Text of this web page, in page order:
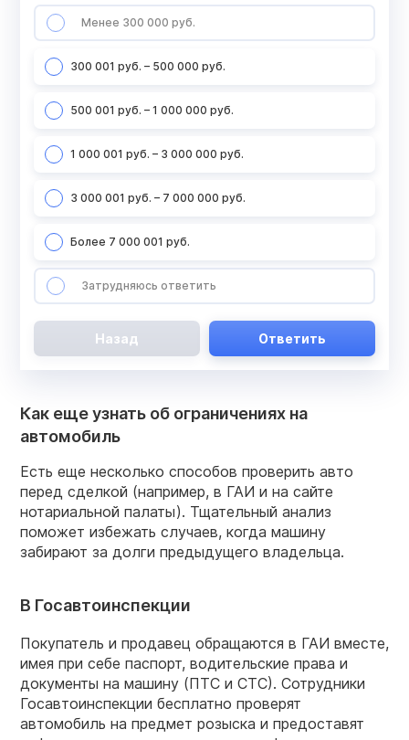
Менее 300 000 руб.
300 001 руб. – 500 000 руб.
500 001 руб. – 1 000 000 руб.
1 000 001 руб. – 3 000 000 руб.
3 000 001 руб. – 7 000 000 руб.
Более 7 000 001 руб.
Затрудняюсь ответить
Назад Ответить
Как еще узнать об ограничениях на
автомобиль
Есть еще несколько способов проверить авто
перед сделкой (например, в ГАИ и на сайте
нотариальной палаты). Тщательный анализ
поможет избежать случаев, когда машину
забирают за долги предыдущего владельца.
В Госавтоинспекции
Покупатель и продавец обращаются в ГАИ вместе,
имея при себе паспорт, водительские права и
документы на машину (ПТС и CТС). Сотрудники
Госавтоинспекции бесплатно проверят
автомобиль на предмет розыска и предоставят